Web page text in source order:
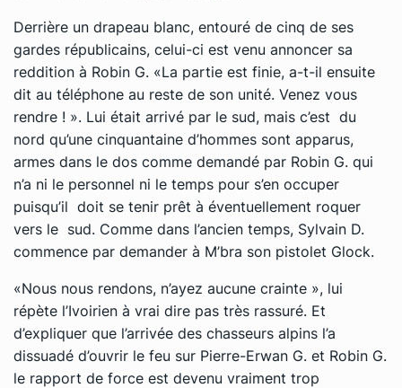
Derrière un drapeau blanc, entouré de cinq de ses
gardes républicains, celui-ci est venu annoncer sa
reddition à Robin G. «La partie est finie, a-t-il ensuite
dit au téléphone au reste de son unité. Venez vous
rendre ! ». Lui était arrivé par le sud, mais c’est du
nord qu’une cinquantaine d’hommes sont apparus,
armes dans le dos comme demandé par Robin G. qui
n’a ni le personnel ni le temps pour s’en occuper
puisqu’il doit se tenir prêt à éventuellement roquer
vers le sud. Comme dans l’ancien temps, Sylvain D.
commence par demander à M’bra son pistolet Glock.
«Nous nous rendons, n’ayez aucune crainte », lui
répète l’Ivoirien à vrai dire pas très rassuré. Et
d’expliquer que l’arrivée des chasseurs alpins l’a
dissuadé d’ouvrir le feu sur Pierre-Erwan G. et Robin G.
le rapport de force est devenu vraiment trop